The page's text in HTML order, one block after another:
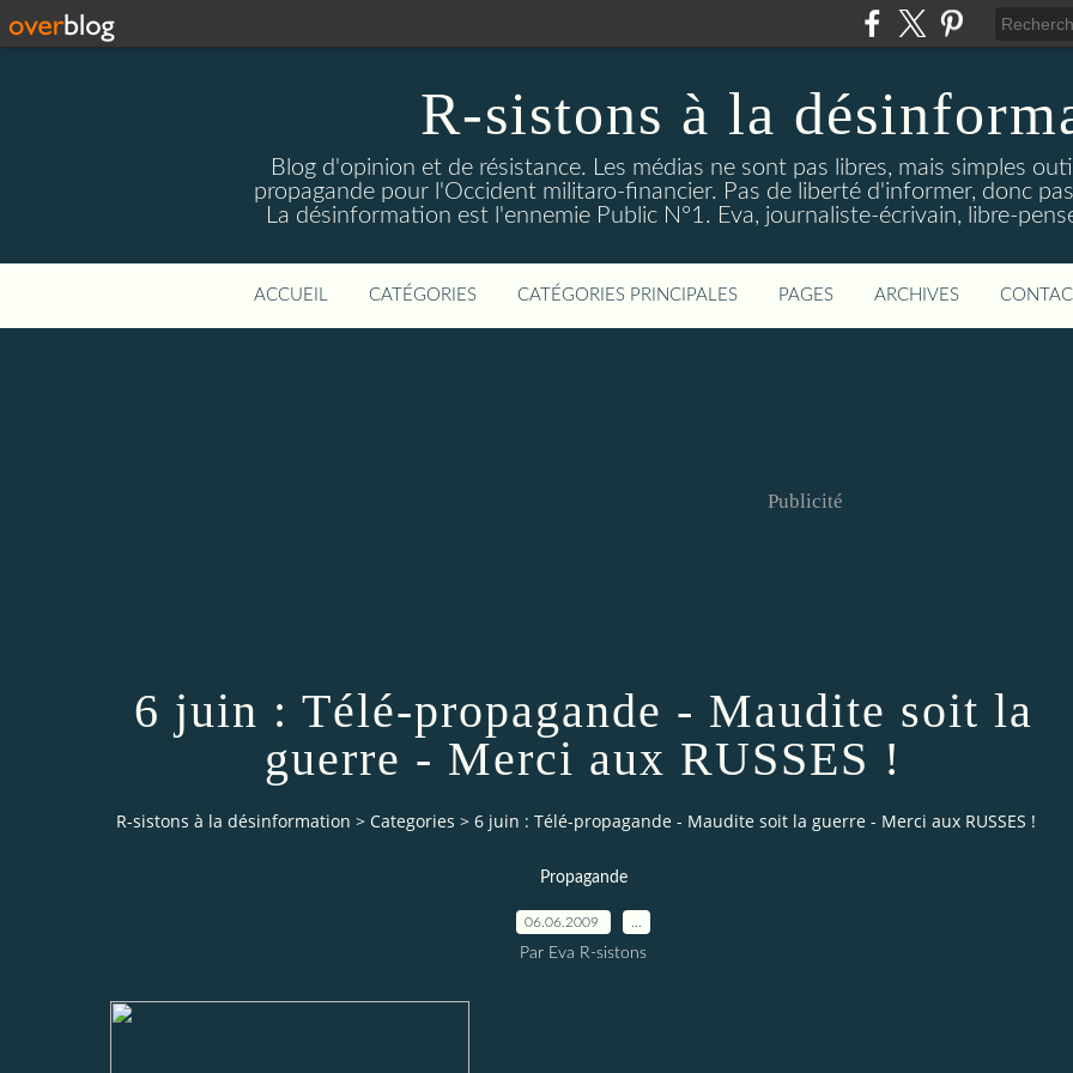
R-sistons à la
Blog d'opinion et de résistance. Les médias ne sont pas libres, mais simples
propagande pour l'Occident militaro-financier. Pas de liberté d'informer, donc
La désinformation est l'ennemie Public N°1. Eva, journaliste-écrivain, libre-
ACCUEIL CATÉGORIES CATÉGORIES PRINCIPALES PAGES ARCHIVES
Publicité
6 juin : Télé-propagande - Maudite soit la
guerre - Merci aux RUSSES !
R-sistons à la désinformation > Categories > 6 juin : Télé-propagande - Maudite soit la guerre - Merci aux RUSSES !
Propagande
06.06.2009
Par Eva R-sistons